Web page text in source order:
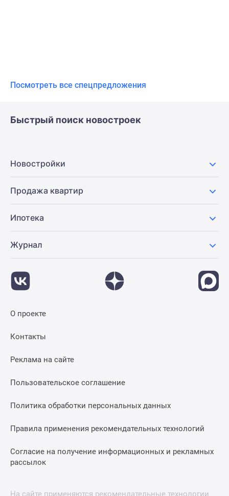
Посмотреть все спецпредложения
Быстрый поиск новостроек
Новостройки
Продажа квартир
Ипотека
Журнал
О проекте
Контакты
Реклама на сайте
Пользовательское соглашение
Политика обработки персональных данных
Правила применения рекомендательных технологий
Согласие на получение информационных и рекламных
рассылок
На сайте применяются рекомендательные технологии